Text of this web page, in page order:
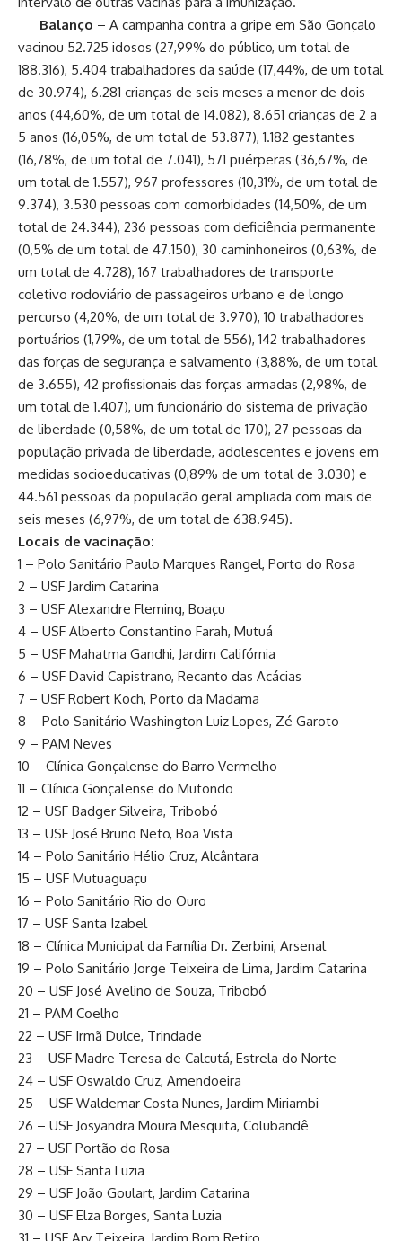
Balanço – A campanha contra a gripe em São Gonçalo
vacinou 52.725 idosos (27,99% do público, um total de
188.316), 5.404 trabalhadores da saúde (17,44%, de um total
de 30.974), 6.281 crianças de seis meses a menor de dois
anos (44,60%, de um total de 14.082), 8.651 crianças de 2 a
5 anos (16,05%, de um total de 53.877), 1.182 gestantes
(16,78%, de um total de 7.041), 571 puérperas (36,67%, de
um total de 1.557), 967 professores (10,31%, de um total de
9.374), 3.530 pessoas com comorbidades (14,50%, de um
total de 24.344), 236 pessoas com deficiência permanente
(0,5% de um total de 47.150), 30 caminhoneiros (0,63%, de
um total de 4.728), 167 trabalhadores de transporte
coletivo rodoviário de passageiros urbano e de longo
percurso (4,20%, de um total de 3.970), 10 trabalhadores
portuários (1,79%, de um total de 556), 142 trabalhadores
das forças de segurança e salvamento (3,88%, de um total
de 3.655), 42 profissionais das forças armadas (2,98%, de
um total de 1.407), um funcionário do sistema de privação
de liberdade (0,58%, de um total de 170), 27 pessoas da
população privada de liberdade, adolescentes e jovens em
medidas socioeducativas (0,89% de um total de 3.030) e
44.561 pessoas da população geral ampliada com mais de
seis meses (6,97%, de um total de 638.945).
Locais de vacinação:
1 – Polo Sanitário Paulo Marques Rangel, Porto do Rosa
2 – USF Jardim Catarina
3 – USF Alexandre Fleming, Boaçu
4 – USF Alberto Constantino Farah, Mutuá
5 – USF Mahatma Gandhi, Jardim Califórnia
6 – USF David Capistrano, Recanto das Acácias
7 – USF Robert Koch, Porto da Madama
8 – Polo Sanitário Washington Luiz Lopes, Zé Garoto
9 – PAM Neves
10 – Clínica Gonçalense do Barro Vermelho
11 – Clínica Gonçalense do Mutondo
12 – USF Badger Silveira, Tribobó
13 – USF José Bruno Neto, Boa Vista
14 – Polo Sanitário Hélio Cruz, Alcântara
15 – USF Mutuaguaçu
16 – Polo Sanitário Rio do Ouro
17 – USF Santa Izabel
18 – Clínica Municipal da Família Dr. Zerbini, Arsenal
19 – Polo Sanitário Jorge Teixeira de Lima, Jardim Catarina
20 – USF José Avelino de Souza, Tribobó
21 – PAM Coelho
22 – USF Irmã Dulce, Trindade
23 – USF Madre Teresa de Calcutá, Estrela do Norte
24 – USF Oswaldo Cruz, Amendoeira
25 – USF Waldemar Costa Nunes, Jardim Miriambi
26 – USF Josyandra Moura Mesquita, Colubandê
27 – USF Portão do Rosa
28 – USF Santa Luzia
29 – USF João Goulart, Jardim Catarina
30 – USF Elza Borges, Santa Luzia